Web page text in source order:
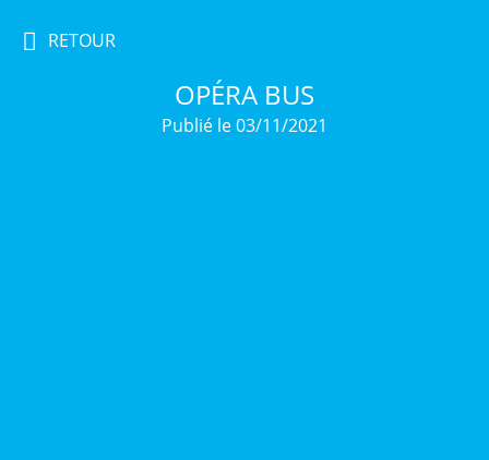
RETOUR
OPÉRA BUS
Publié le 03/11/2021